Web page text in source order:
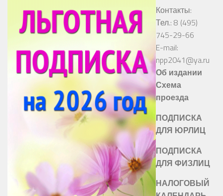
Контакты:
Тел.: 8 (495)
745-29-66
E-mail:
npp2041@ya.ru
Об издании
Схема
проезда
ПОДПИСКА
ДЛЯ ЮРЛИЦ
ПОДПИСКА
ДЛЯ ФИЗЛИЦ
НАЛОГОВЫЙ